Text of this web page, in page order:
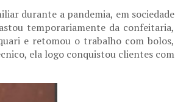
durante a pandemia, em sociedade
temporariamente da confeitaria,
e retomou o trabalho com bolos,
ela logo conquistou clientes com